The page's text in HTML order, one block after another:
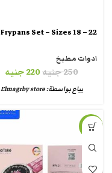
ادوات مطبخ
250جنيه220جنيه
يباع بواسطة:Elmagrby store
-12%